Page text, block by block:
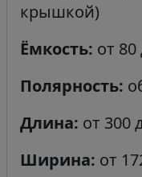
крышкой)
Ёмкость: от
Полярность:
Длина: от 300
Ширина: от